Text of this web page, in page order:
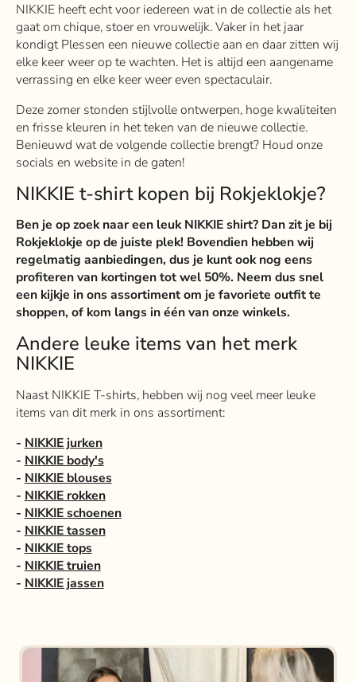
NIKKIE heeft echt voor iedereen wat in de collectie als het
gaat om chique, stoer en vrouwelijk. Vaker in het jaar
kondigt Plessen een nieuwe collectie aan en daar zitten wij
elke keer weer op te wachten. Het is altijd een aangename
verrassing en elke keer weer even spectaculair.
Deze zomer stonden stijlvolle ontwerpen, hoge kwaliteiten
en frisse kleuren in het teken van de nieuwe collectie.
Benieuwd wat de volgende collectie brengt? Houd onze
socials en website in de gaten!
NIKKIE t-shirt kopen bij Rokjeklokje?
Ben je op zoek naar een leuk NIKKIE shirt? Dan zit je bij
Rokjeklokje op de juiste plek! Bovendien hebben wij
regelmatig aanbiedingen, dus je kunt ook nog eens
profiteren van kortingen tot wel 50%. Neem dus snel
een kijkje in ons assortiment om je favoriete outfit te
shoppen, of kom langs in één van onze winkels.
Andere leuke items van het merk
NIKKIE
Naast NIKKIE T-shirts, hebben wij nog veel meer leuke
items van dit merk in ons assortiment:
- NIKKIE jurken
- NIKKIE body's
- NIKKIE blouses
- NIKKIE rokken
- NIKKIE schoenen
- NIKKIE tassen
- NIKKIE tops
- NIKKIE truien
- NIKKIE jassen